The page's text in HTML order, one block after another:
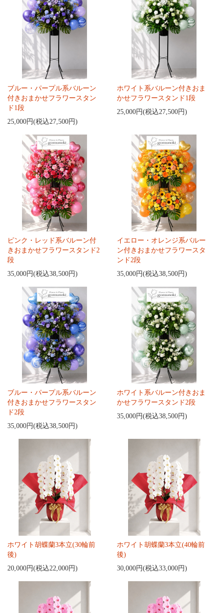
ブルー・パープル系バルーン
付きおまかせフラワースタン
ド1段
25,000円(税込27,500円)
ホワイト系バルーン付きおま
かせフラワースタンド1段
25,000円(税込27,500円)
ピンク・レッド系バルーン付
きおまかせフラワースタンド2
段
35,000円(税込38,500円)
イエロー・オレンジ系バルー
ン付きおまかせフラワースタ
ンド2段
35,000円(税込38,500円)
ブルー・パープル系バルーン
付きおまかせフラワースタン
ド2段
35,000円(税込38,500円)
ホワイト系バルーン付きおま
かせフラワースタンド2段
35,000円(税込38,500円)
ホワイト胡蝶蘭3本立(30輪前
後)
20,000円(税込22,000円)
ホワイト胡蝶蘭3本立(40輪前
後)
30,000円(税込33,000円)